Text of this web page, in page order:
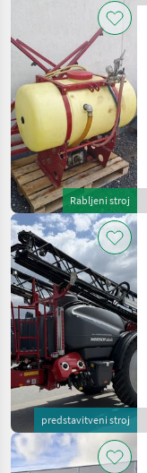
Rabljeni stroj
predstavitveni stroj